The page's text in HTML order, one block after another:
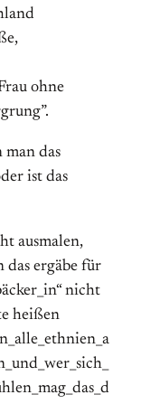
ohne
man das
ist das
ausmalen,
das ergäbe für
nicht
heißen